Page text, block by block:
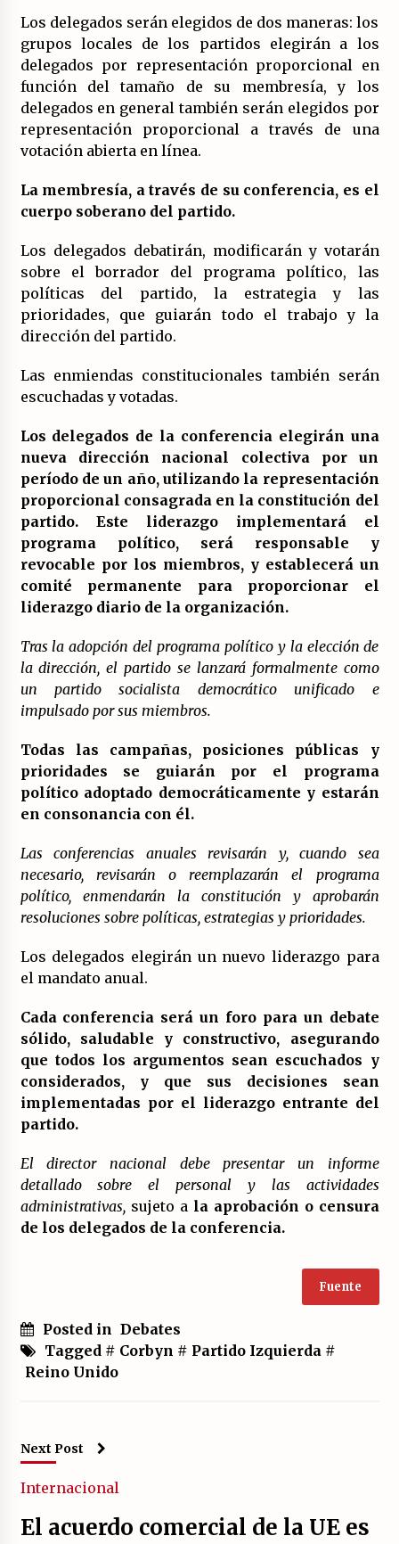
Los delegados serán elegidos de dos maneras: los
grupos locales de los partidos elegirán a los
delegados por representación proporcional en
función del tamaño de su membresía, y los
delegados en general también serán elegidos por
representación proporcional a través de una
votación abierta en línea.
La membresía, a través de su conferencia, es el
cuerpo soberano del partido.
Los delegados debatirán, modificarán y votarán
sobre el borrador del programa político, las
políticas del partido, la estrategia y las
prioridades, que guiarán todo el trabajo y la
dirección del partido.
Las enmiendas constitucionales también serán
escuchadas y votadas.
Los delegados de la conferencia elegirán una
nueva dirección nacional colectiva por un
período de un año, utilizando la representación
proporcional consagrada en la constitución del
partido. Este liderazgo implementará el
programa político, será responsable y
revocable por los miembros, y establecerá un
comité permanente para proporcionar el
liderazgo diario de la organización.
Tras la adopción del programa político y la elección de
la dirección, el partido se lanzará formalmente como
un partido socialista democrático unificado e
impulsado por sus miembros.
Todas las campañas, posiciones públicas y
prioridades se guiarán por el programa
político adoptado democráticamente y estarán
en consonancia con él.
Las conferencias anuales revisarán y, cuando sea
necesario, revisarán o reemplazarán el programa
político, enmendarán la constitución y aprobarán
resoluciones sobre políticas, estrategias y prioridades.
Los delegados elegirán un nuevo liderazgo para
el mandato anual.
Cada conferencia será un foro para un debate
sólido, saludable y constructivo, asegurando
que todos los argumentos sean escuchados y
considerados, y que sus decisiones sean
implementadas por el liderazgo entrante del
partido.
El director nacional debe presentar un informe
detallado sobre el personal y las actividades
administrativas,sujeto a la aprobación o censura
de los delegados de la conferencia.
Fuente
Posted in Debates
Tagged # Corbyn # Partido Izquierda #
Reino Unido
Next Post
Internacional
El acuerdo comercial de la UE es